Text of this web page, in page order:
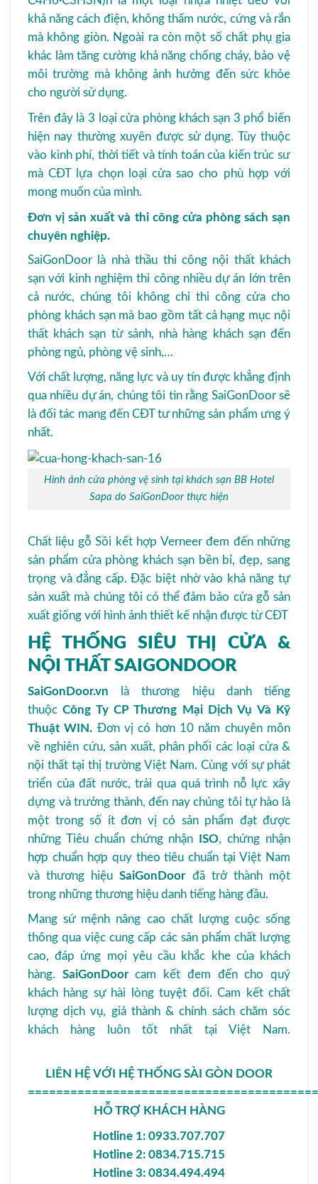
khả năng cách điện, không thấm nước, cứng và rắn
mà không giòn. Ngoài ra còn một số chất phụ gia
khác làm tăng cường khả năng chống cháy, bảo vệ
môi trường mà không ảnh hưởng đến sức khỏe
cho người sử dụng.
Trên đây là 3 loại cửa phòng khách sạn 3 phổ biến
hiện nay thường xuyên được sử dụng. Tùy thuộc
vào kinh phí, thời tiết và tính toán của kiến trúc sư
mà CĐT lựa chọn loại cửa sao cho phù hợp với
mong muốn của mình.
Đơn vị sản xuất và thi công cửa phòng sách sạn
chuyên nghiệp.
SaiGonDoor là nhà thầu thi công nội thất khách
sạn với kinh nghiệm thi công nhiều dự án lớn trên
cả nước, chúng tôi không chỉ thi công cửa cho
phòng khách sạn mà bao gồm tất cả hạng mục nội
thất khách sạn từ sảnh, nhà hàng khách sạn đến
phòng ngủ, phòng vệ sinh,…
Với chất lượng, năng lực và uy tín được khẳng định
qua nhiều dự án, chúng tôi tin rằng SaiGonDoor sẽ
là đối tác mang đến CĐT tư những sản phẩm ưng ý
nhất.
Hình ảnh cửa phòng vệ sinh tại khách sạn BB Hotel
Sapa do SaiGonDoor thực hiện
Chất liệu gỗ Sồi kết hợp Verneer đem đến những
sản phẩm cửa phòng khách sạn bền bỉ, đẹp, sang
trọng và đẳng cấp. Đặc biệt nhờ vào khả năng tự
sản xuất mà chúng tôi có thể đảm bảo cửa gỗ sản
xuất giống với hình ảnh thiết kế nhận được từ CĐT
HỆ THỐNG SIÊU THỊ CỬA &
NỘI THẤT SAIGONDOOR
SaiGonDoor.vn là thương hiệu danh tiếng
thuộcCông Ty CP Thương Mại Dịch Vụ Và Kỹ
Thuật WIN. Đơn vị có hơn 10 năm chuyên môn
về nghiên cứu, sản xuất, phân phối các loại cửa &
nội thất tại thị trường Việt Nam. Cùng với sự phát
triển của đất nước, trải qua quá trình nỗ lực xây
dựng và trưởng thành, đến nay chúng tôi tự hào là
một trong số ít đơn vị có sản phẩm đạt được
những Tiêu chuẩn chứng nhận
ISO, chứng nhận
hợp chuẩn hợp quy theo tiêu chuẩn tại Việt Nam
và thương hiệuSaiGonDoorđã trở thành một
trong những thương hiệu danh tiếng hàng đầu.
Mang sứ mệnh nâng cao chất lượng cuộc sống
thông qua việc cung cấp các sản phẩm chất lượng
cao, đáp ứng mọi yêu cầu khắc khe của khách
hàng. SaiGonDoorcam kết đem đến cho quý
khách hàng sự hài lòng tuyệt đối. Cam kết chất
lượng dịch vụ, giá thành & chính sách chăm sóc
khách hàng luôn tốt nhất tại Việt Nam.
LIÊN HỆ VỚI HỆ THỐNG SÀI GÒN DOOR
HỖ TRỢ KHÁCH HÀNG
Hotline 1: 0933.707.707
Hotline 2: 0834.715.715
Hotline 3: 0834.494.494